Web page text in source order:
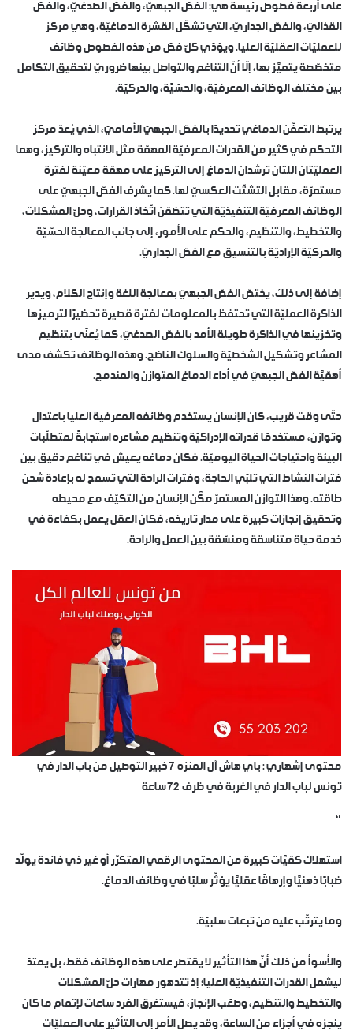
على أربعة فصوص رئيسة هي: الفصّ الجبهيّ، والفصّ الصدغيّ، والفصّ
القذاليّ، والفصّ الجداريّ، التي تشكّل القشرة الدماغيّة، وهي مركز
للعمليّات العقليّة العليا. ويؤدّي كلّ فصّ من هذه الفصوص وظائف
متخصّصة يتميَّز بها، إلّا أنّ التناغم والتواصل بينها ضروريّ لتحقيق التكامل
بين مختلف الوظائف المعرفيّة، والحسّيَّة، والحركيّة.
يرتبط التعفّن الدماغي تحديدًا بالفصّ الجبهيّ الأماميّ، الذي يُعدّ مركز
التحكم في كثير من القدرات المعرفيّة المهمّة مثل الانتباه والتركيز، وهما
العمليّتان اللتان ترشدان الدماغ إلى التركيز على مهمّة معيّنة لفترة
مستمرّة، مقابل التشتّت العكسيّ لها. كما يشرف الفصّ الجبهيّ على
الوظائف المعرفيّة التنفيذيّة التي تتضمّن اتّخاذ القرارات، وحلّ المشكلات،
والتخطيط، والتنظيم، والحكم على الأمور، إلى جانب المعالجة الحسّيَّة
والحركيّة الإراديّة بالتنسيق مع الفصّ الجداريّ.
إضافة إلى ذلك، يختصّ الفصّ الجبهيّ بمعالجة اللغة وإنتاج الكلام، ويدير
الذاكرة العمليّة التي تحتفظ بالمعلومات لفترة قصيرة تحضيرًا لترميزها
وتخزينها في الذاكرة طويلة الأمد بالفصّ الصدغيّ، كما يُعنَى بتنظيم
المشاعر وتشكيل الشخصيّة والسلوك الناضج. وهذه الوظائف تكشف مدى
أهمّيَّة الفصّ الجبهيّ في أداء الدماغ المتوازن والمندمج.
حتّى وقت قريب، كان الإنسان يستخدم وظائفه المعرفية العليا باعتدال
وتوازن، مستخدمًا قدراته الإدراكيّة وتنظيم مشاعره استجابةً لمتطلّبات
البيئة واحتياجات الحياة اليوميّة. فكان دماغه يعيش في تناغم دقيق بين
فترات النشاط التي تلبّي الحاجة، وفترات الراحة التي تسمح له بإعادة شحن
طاقته. وهذا التوازن المستمرّ مكَّن الإنسان من التكيّف مع محيطه
وتحقيق إنجازات كبيرة على مدار تاريخه، فكان العقل يعمل بكفاءة في
خدمة حياة متناسقة ومنسّقة بين العمل والراحة.
محتوى إشهاري : باي هاش آل المنزه 7 خبير التوصيل من باب الدار في
تونس لباب الدار في الغربة في ظرف 72 ساعة
“
استهلاك كمّيَّات كبيرة من المحتوى الرقمي المتكرِّر أو غير ذي فائدة يولّد
ضبابًا ذهنيًّا وإرهاقًا عقليًّا يؤثّر سلبًا في وظائف الدماغ.
وما يترتّب عليه من تبعات سلبيّة.
والأسوأ من ذلك أنّ هذا التأثير لا يقتصر على هذه الوظائف فقط، بل يمتدّ
ليشمل القدرات التنفيذيّة العليا؛ إذ تتدهور مهارات حلّ المشكلات
والتخطيط والتنظيم، وصعّب الإنجاز، فيستغرق الفرد ساعات لإتمام ما كان
ينجزه في أجزاء من الساعة، وقد يصل الأمر إلى التأثير على العمليّات